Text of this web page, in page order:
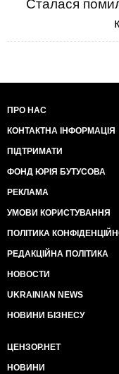
Сталася
ПРО НАС
КОНТАКТНА ІНФОРМАЦІЯ
ПІДТРИМАТИ
ФОНД ЮРІЯ БУТУСОВА
РЕКЛАМА
УМОВИ КОРИСТУВАННЯ
ПОЛІТИКА
РЕДАКЦІЙНА ПОЛІТИКА
НОВОСТИ
UKRAINIAN NEWS
НОВИНИ БІЗНЕСУ
ЦЕНЗОР.НЕТ
НОВИНИ